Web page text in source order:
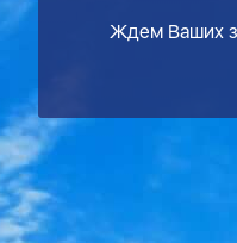
Ждем Ваших